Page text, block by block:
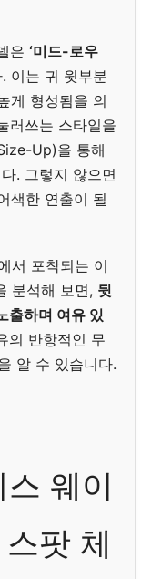
은 ‘미드-로우
이는 귀 윗부분
게 형성됨을 의
러쓰는 스타일을
Up)을 통해
. 그렇지 않으면
색한 연출이 될
서 포착되는 이
분석해 보면, 뒷
출하며 여유 있
의 반항적인 무
알 수 있습니다.
웨이
팟 체